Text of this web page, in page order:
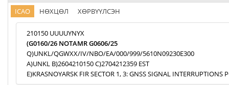
ICAO НӨХЦӨЛ ХӨРВҮҮЛСЭН
210150 UUUUYNYX
(G0160/26 NOTAMR G0606/25
Q)UNKL/QGWXX/IV/NBO/EA/000/999/5610N09230E300
A)UNKL B)2604210150 C)2704212359 EST
E)KRASNOYARSK FIR SECTOR 1, 3: GNSS SIGNAL INTERRUPTIONS